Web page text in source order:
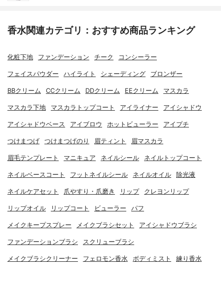
香水関連カテゴリ：おすすめ商品ランキング
化粧下地 ファンデーション チーク コンシーラー
フェイスパウダー ハイライト シェーディング ブロンザー
BBクリーム CCクリーム DDクリーム EEクリーム マスカラ
マスカラ下地 マスカラトップコート アイライナー アイシャドウ
アイシャドウベース アイブロウ ホットビューラー アイプチ
つけまつげ つけまつげのり 眉ティント 眉マスカラ
眉毛テンプレート マニキュア ネイルシール ネイルトップコート
ネイルベースコート フットネイルシール ネイルオイル 除光液
ネイルケアセット 爪やすり・爪磨き リップ クレヨンリップ
リップオイル リップコート ビューラー パフ
メイクキープスプレー メイクブラシセット アイシャドウブラシ
ファンデーションブラシ スクリューブラシ
メイクブラシクリーナー フェロモン香水 ボディミスト 練り香水